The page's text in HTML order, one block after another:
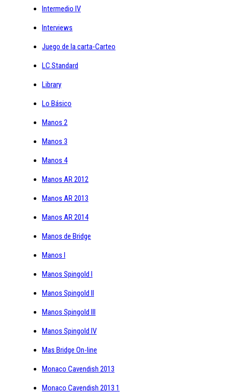
Intermedio IV
Interviews
Juego de la carta-Carteo
LC Standard
Library
Lo Básico
Manos 2
Manos 3
Manos 4
Manos AR 2012
Manos AR 2013
Manos AR 2014
Manos de Bridge
Manos I
Manos Spingold I
Manos Spingold II
Manos Spingold III
Manos Spingold IV
Mas Bridge On-line
Monaco Cavendish 2013
Monaco Cavendish 2013 1